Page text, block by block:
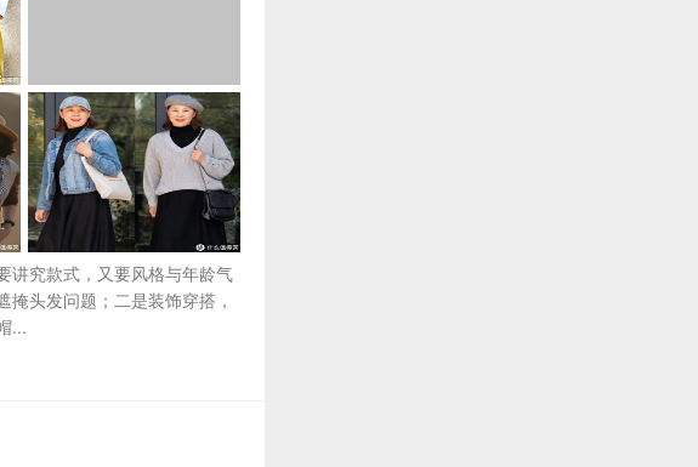
讲究款式，又要风格与年龄气
头发问题；二是装饰穿搭，
...